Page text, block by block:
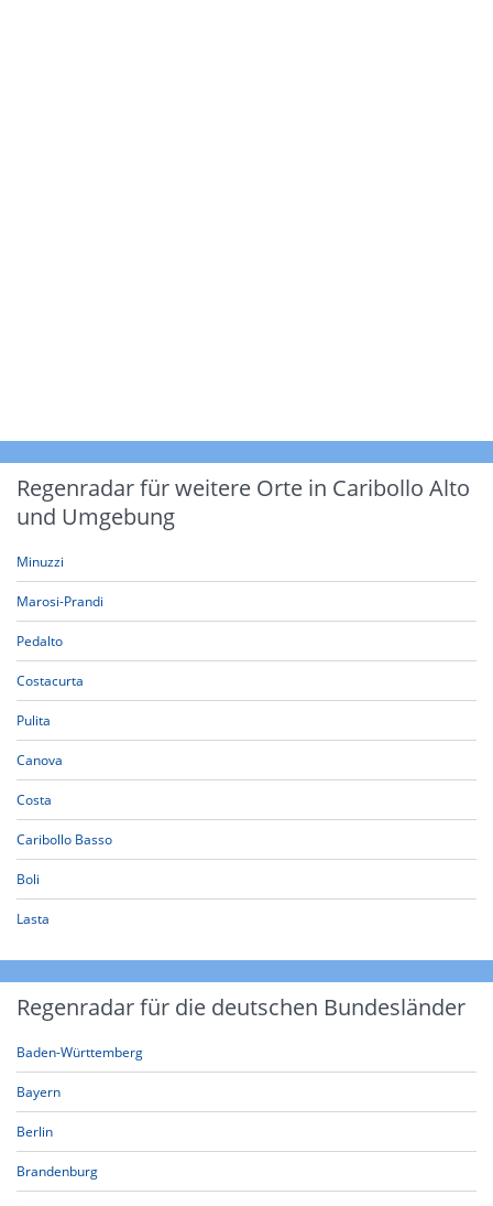
Regenradar für weitere Orte in Caribollo Alto
und Umgebung
Minuzzi
Marosi-Prandi
Pedalto
Costacurta
Pulita
Canova
Costa
Caribollo Basso
Boli
Lasta
Regenradar für die deutschen Bundesländer
Baden-Württemberg
Bayern
Berlin
Brandenburg